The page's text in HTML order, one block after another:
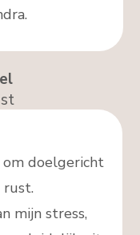
doelgericht
rust.
mijn stress,